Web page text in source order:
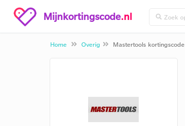
Mijnkortingscode.nl
Home Overig Mastertools kortingscode